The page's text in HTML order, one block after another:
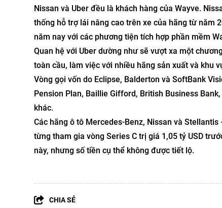
Nissan và Uber đều là khách hàng của Wayve.
thống hỗ trợ lái nâng cao trên xe của hãng từ năm
năm nay với các phương tiện tích hợp phần mềm
Quan hệ với Uber dường như sẽ vượt xa một
toàn cầu, làm việc với nhiều hãng sản xuất và khu
Vòng gọi vốn do Eclipse, Balderton và SoftBank
Pension Plan, Baillie Gifford, British Business
khác.
Các hãng ô tô Mercedes-Benz, Nissan và
từng tham gia vòng Series C trị giá 1,05 tỷ USD
này, nhưng số tiền cụ thể không được tiết lộ.
CHIA SẺ